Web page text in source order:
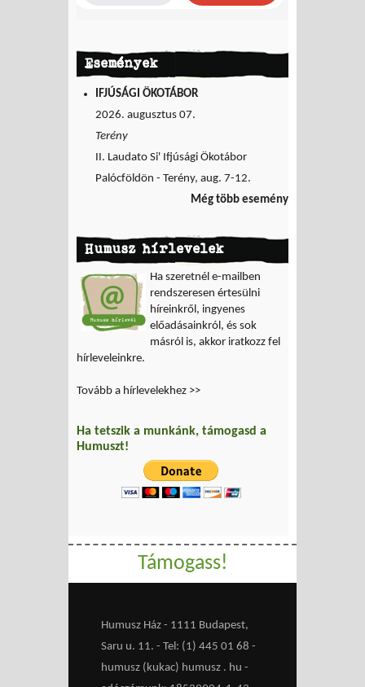
Események
IFJÚSÁGI ÖKOTÁBOR
2026. augusztus 07.
Terény
II. Laudato Si' Ifjúsági Ökotábor
Palócföldön - Terény, aug. 7-12.
Még több esemény
Humusz hírlevelek
Ha szeretnél e-mailben
rendszeresen értesülni
híreinkről, ingyenes
előadásainkról, és sok
másról is, akkor iratkozz fel
hírleveleinkre.
Tovább a hírlevelekhez >>
Ha tetszik a munkánk, támogasd a
Humuszt!
Támogass!
Humusz Ház - 1111 Budapest,
Saru u. 11. - Tel: (1) 445 01 68 -
humusz (kukac) humusz . hu -